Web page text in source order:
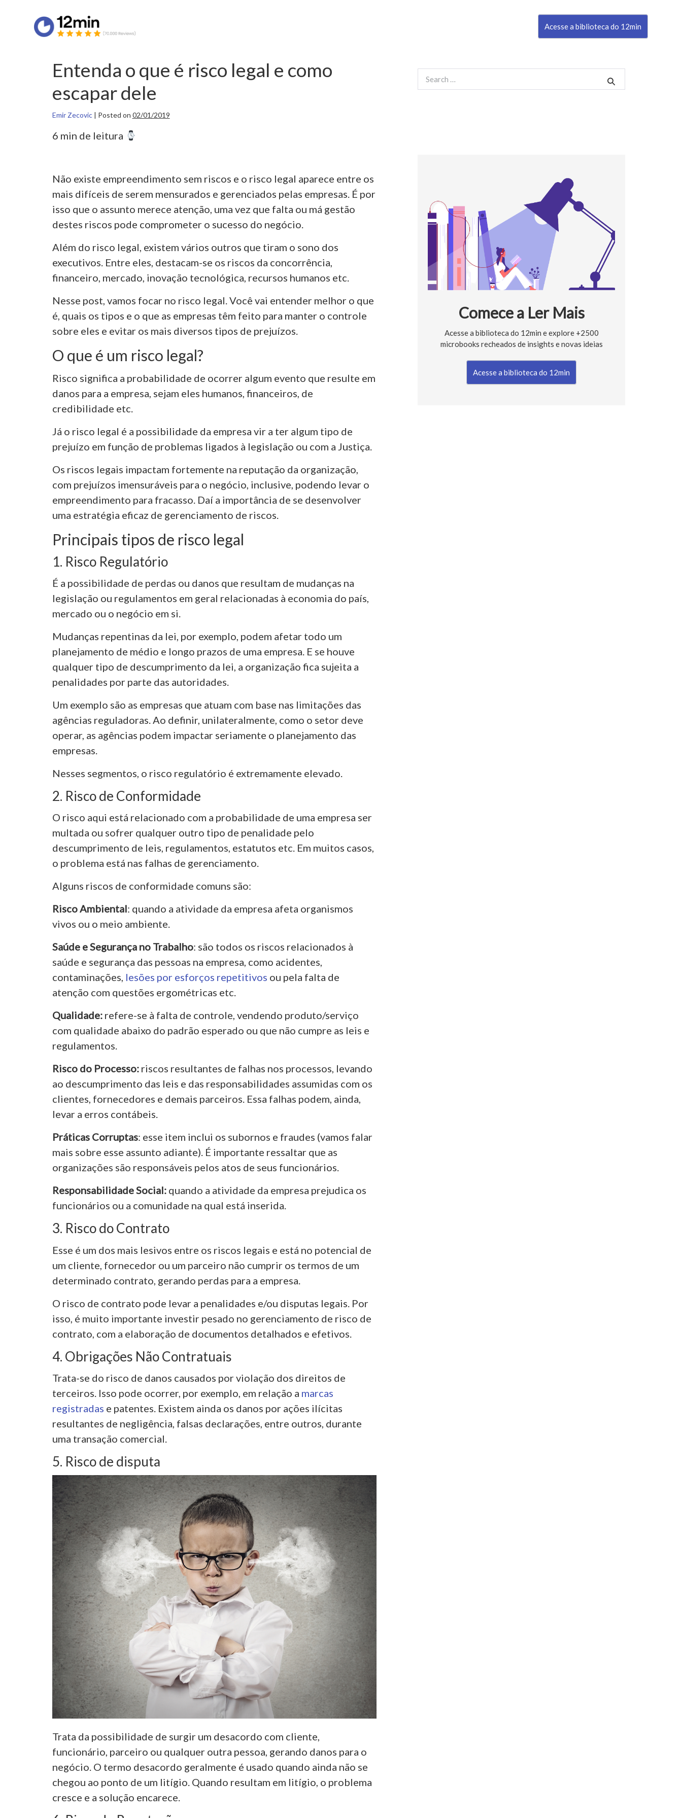
Acesse a biblioteca do 12min
Entenda o que é risco legal e como
escapar dele
Emir Zecovic| Posted on 02/01/2019
6 min de leitura
Não existe empreendimento sem riscos e o risco legal aparece entre os
mais difíceis de serem mensurados e gerenciados pelas empresas. É por
isso que o assunto merece atenção, uma vez que falta ou má gestão
destes riscos pode comprometer o sucesso do negócio.
Além do risco legal, existem vários outros que tiram o sono dos
executivos. Entre eles, destacam-se os riscos da concorrência,
financeiro, mercado, inovação tecnológica, recursos humanos etc.
Nesse post, vamos focar no risco legal. Você vai entender melhor o que
é, quais os tipos e o que as empresas têm feito para manter o controle
sobre eles e evitar os mais diversos tipos de prejuízos.
O que é um risco legal?
Risco significa a probabilidade de ocorrer algum evento que resulte em
danos para a empresa, sejam eles humanos, financeiros, de
credibilidade etc.
Já o risco legal é a possibilidade da empresa vir a ter algum tipo de
prejuízo em função de problemas ligados à legislação ou com a Justiça.
Os riscos legais impactam fortemente na reputação da organização,
com prejuízos imensuráveis para o negócio, inclusive, podendo levar o
empreendimento para fracasso. Daí a importância de se desenvolver
uma estratégia eficaz de gerenciamento de riscos.
Principais tipos de risco legal
1. Risco Regulatório
É a possibilidade de perdas ou danos que resultam de mudanças na
legislação ou regulamentos em geral relacionadas à economia do país,
mercado ou o negócio em si.
Mudanças repentinas da lei, por exemplo, podem afetar todo um
planejamento de médio e longo prazos de uma empresa. E se houve
qualquer tipo de descumprimento da lei, a organização fica sujeita a
penalidades por parte das autoridades.
Um exemplo são as empresas que atuam com base nas limitações das
agências reguladoras. Ao definir, unilateralmente, como o setor deve
operar, as agências podem impactar seriamente o planejamento das
empresas.
Nesses segmentos, o risco regulatório é extremamente elevado.
2. Risco de Conformidade
O risco aqui está relacionado com a probabilidade de uma empresa ser
multada ou sofrer qualquer outro tipo de penalidade pelo
descumprimento de leis, regulamentos, estatutos etc. Em muitos casos,
o problema está nas falhas de gerenciamento.
Alguns riscos de conformidade comuns são:
Risco Ambiental: quando a atividade da empresa afeta organismos
vivos ou o meio ambiente.
Saúde e Segurança no Trabalho: são todos os riscos relacionados à
saúde e segurança das pessoas na empresa, como acidentes,
contaminações, lesões por esforços repetitivos ou pela falta de
atenção com questões ergométricas etc.
Qualidade: refere-se à falta de controle, vendendo produto/serviço
com qualidade abaixo do padrão esperado ou que não cumpre as leis e
regulamentos.
Risco do Processo: riscos resultantes de falhas nos processos, levando
ao descumprimento das leis e das responsabilidades assumidas com os
clientes, fornecedores e demais parceiros. Essa falhas podem, ainda,
levar a erros contábeis.
Práticas Corruptas: esse item inclui os subornos e fraudes (vamos falar
mais sobre esse assunto adiante). É importante ressaltar que as
organizações são responsáveis pelos atos de seus funcionários.
Responsabilidade Social: quando a atividade da empresa prejudica os
funcionários ou a comunidade na qual está inserida.
3. Risco do Contrato
Esse é um dos mais lesivos entre os riscos legais e está no potencial de
um cliente, fornecedor ou um parceiro não cumprir os termos de um
determinado contrato, gerando perdas para a empresa.
O risco de contrato pode levar a penalidades e/ou disputas legais. Por
isso, é muito importante investir pesado no gerenciamento de risco de
contrato, com a elaboração de documentos detalhados e efetivos.
4. Obrigações Não Contratuais
Trata-se do risco de danos causados por violação dos direitos de
terceiros. Isso pode ocorrer, por exemplo, em relação a marcas
registradas e patentes. Existem ainda os danos por ações ilícitas
resultantes de negligência, falsas declarações, entre outros, durante
uma transação comercial.
5. Risco de disputa
Trata da possibilidade de surgir um desacordo com cliente,
funcionário, parceiro ou qualquer outra pessoa, gerando danos para o
negócio. O termo desacordo geralmente é usado quando ainda não se
chegou ao ponto de um litígio. Quando resultam em litígio, o problema
cresce e a solução encarece.
for:
Comece a Ler Mais
Acesse a biblioteca do 12min e explore +2500
microbooks recheados de insights e novas ideias
Acesse a biblioteca do 12min